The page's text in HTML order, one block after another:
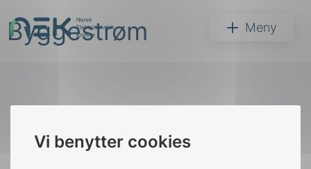
Vi benytter cookies
til
innhold
NEK Meny
Søk
Byggestrøm